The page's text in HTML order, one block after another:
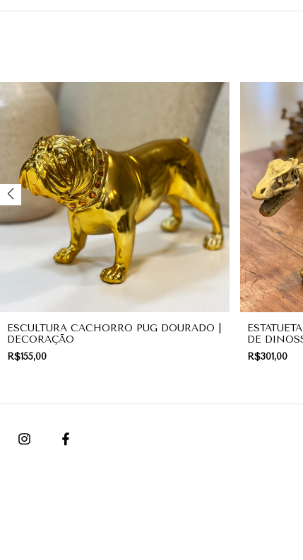
ESCULTURA CACHORRO PUG DOURADO |
DECORAÇÃO
R$155,00
DE
R$301,00